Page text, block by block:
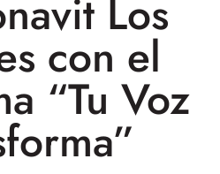
Los
con el
“Tu Voz